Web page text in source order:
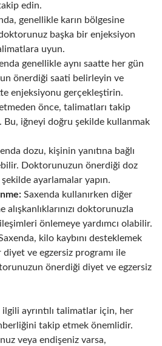
edin.
genellikle karın bölgesine
başka bir enjeksiyon
uyun.
genellikle aynı saatte her gün
önerdiği saati belirleyin ve
enjeksiyonu gerçekleştirin.
önce, talimatları takip
Bu, iğneyi doğru şekilde kullanmak
dozu, kişinin yanıtına bağlı
Doktorunuzun önerdiği doz
ayarlamalar yapın.
Saxenda kullanırken diğer
alışkanlıklarınızı doktorunuzla
önlemeye yardımcı olabilir.
kilo kaybını desteklemek
diyet ve egzersiz programı ile
önerdiği diyet ve egzersiz
ilgili ayrıntılı talimatlar için, her
takip etmek önemlidir.
veya endişeniz varsa,